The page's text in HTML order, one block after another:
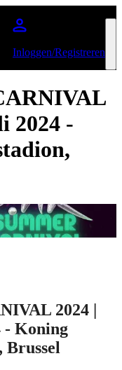
Inloggen/Registreren
2024 -
2024 |
- Koning
Brussel